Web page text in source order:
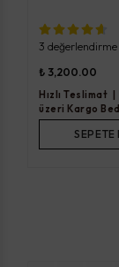
3 değerlendirme
₺ 3,200.00
Hızlı Teslimat |
üzeri Kargo
SEPETE